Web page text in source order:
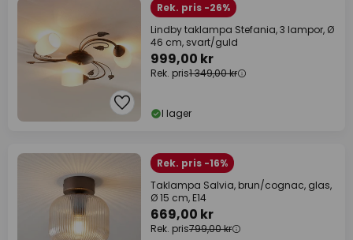
Rek. pris -26%
Lindby taklampa Stefania, 3 lampor, Ø
46 cm, svart/guld
999,00 kr
Rek. pris1 349,00 kr
I lager
Rek. pris -16%
Taklampa Salvia, brun/cognac, glas,
Ø 15 cm, E14
669,00 kr
Rek. pris799,00 kr